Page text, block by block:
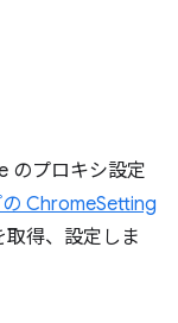
のプロキシ設定
ChromeSetting
得、設定しま